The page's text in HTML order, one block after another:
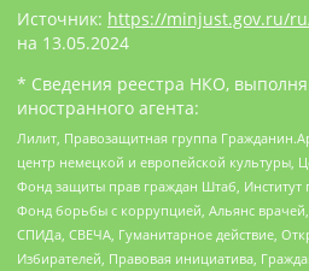
Источник: https://minjust.gov.ru/
на 13.05.2024
* Сведения реестра НКО,
иностранного агента:
Лилит, Правозащитная группа
центр немецкой и европейской культуры,
Фонд защиты прав граждан Штаб, Институт
Фонд борьбы с коррупцией, Альянс
СПИДа, СВЕЧА, Гуманитарное действие,
Избирателей, Правовая инициатива,